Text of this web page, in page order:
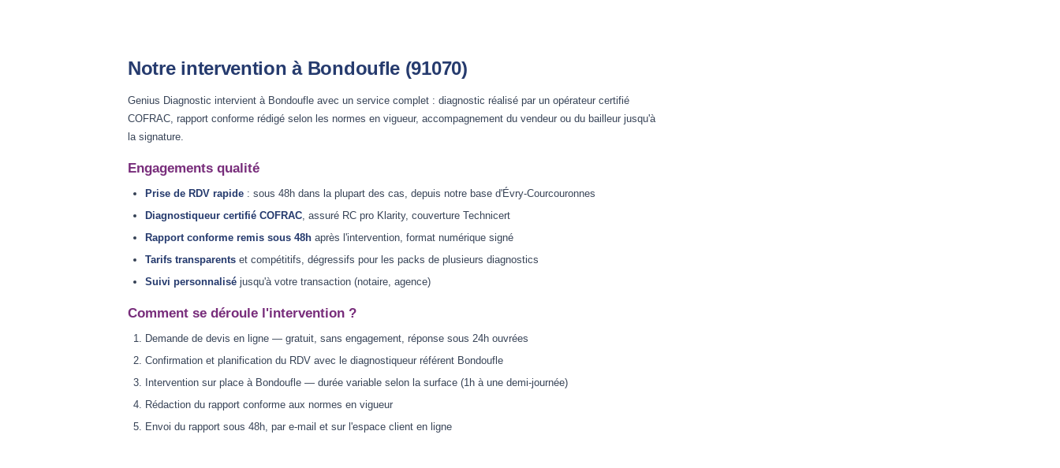
Notre intervention à Bondoufle (91070)
Genius Diagnostic intervient à Bondoufle avec un service complet : diagnostic réalisé par un opérateur certifié
COFRAC, rapport conforme rédigé selon les normes en vigueur, accompagnement du vendeur ou du bailleur jusqu'à
la signature.
Engagements qualité
Prise de RDV rapide : sous 48h dans la plupart des cas, depuis notre base d'Évry-Courcouronnes
Diagnostiqueur certifié COFRAC, assuré RC pro Klarity, couverture Technicert
Rapport conforme remis sous 48h après l'intervention, format numérique signé
Tarifs transparents et compétitifs, dégressifs pour les packs de plusieurs diagnostics
Suivi personnalisé jusqu'à votre transaction (notaire, agence)
Comment se déroule l'intervention ?
Demande de devis en ligne — gratuit, sans engagement, réponse sous 24h ouvrées
Confirmation et planification du RDV avec le diagnostiqueur référent Bondoufle
Intervention sur place à Bondoufle — durée variable selon la surface (1h à une demi-journée)
Rédaction du rapport conforme aux normes en vigueur
Envoi du rapport sous 48h, par e-mail et sur l'espace client en ligne